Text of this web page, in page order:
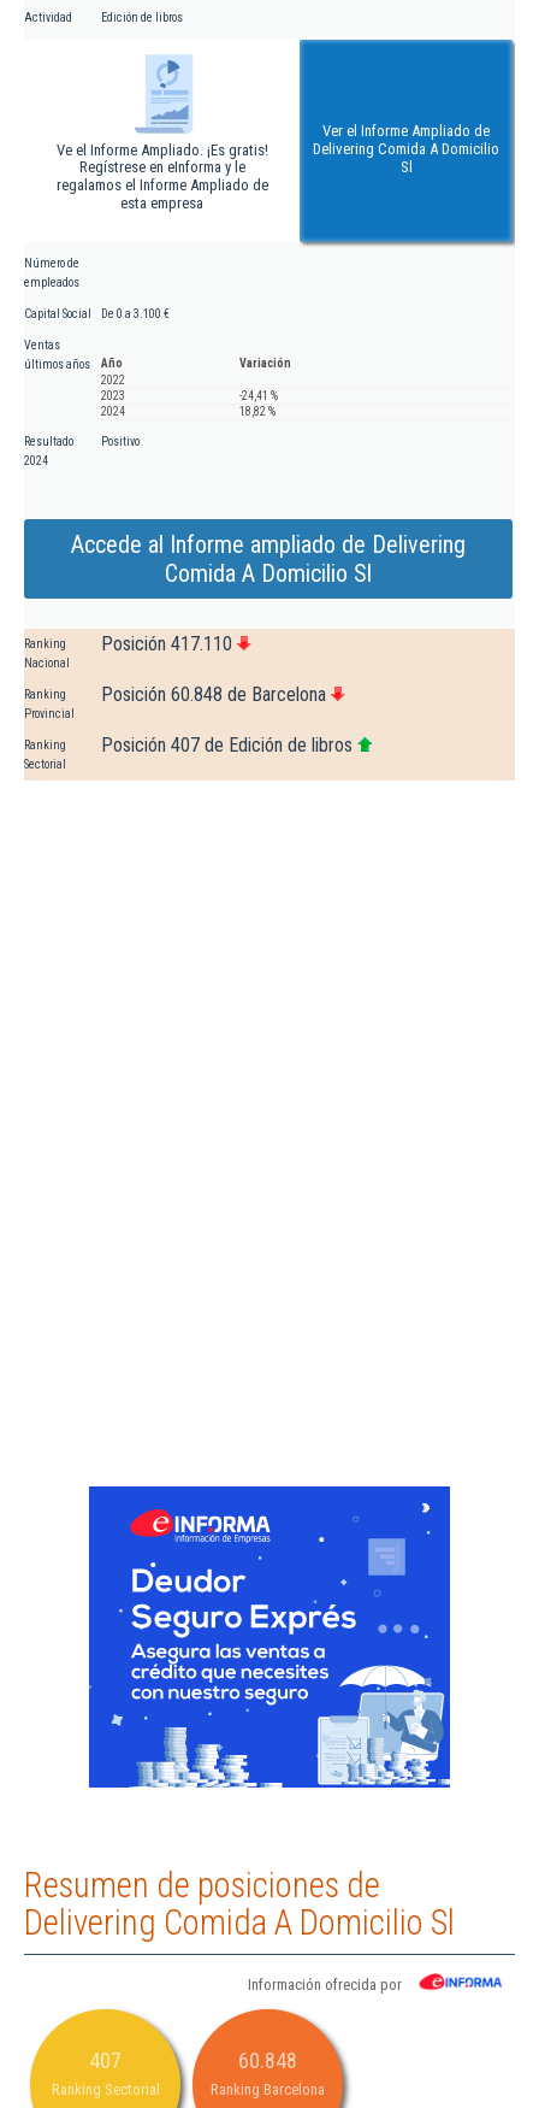
Actividad Edición de libros
Ve el Informe Ampliado. ¡Es gratis!
Regístrese en eInforma y le
regalamos el Informe Ampliado de
esta empresa
Ver el Informe Ampliado de
Delivering Comida A Domicilio
Sl
Número de
empleados
Capital Social De 0 a 3.100 €
Ventas
últimos años
Año
Variación
2022
2023
-24,41 %
2024
18,82 %
Resultado
2024
Positivo
Accede al Informe ampliado de Delivering
Comida A Domicilio Sl
Ranking
Nacional
Posición 417.110
Ranking
Provincial
Posición 60.848 de Barcelona
Ranking
Sectorial
Posición 407 de Edición de libros
Resumen de posiciones de
Delivering Comida A Domicilio Sl
Información ofrecida por
407
Ranking Sectorial
60.848
Ranking Barcelona